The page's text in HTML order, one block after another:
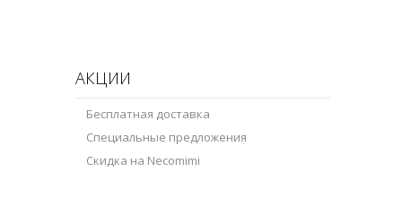
АКЦИИ
Бесплатная доставка
Специальные предложения
Скидка на Necomimi